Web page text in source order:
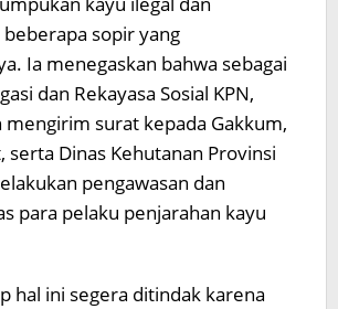
sopir yang
Ia menegaskan bahwa sebagai
dan Rekayasa Sosial KPN,
mengirim surat kepada Gakkum,
serta Dinas Kehutanan Provinsi
pengawasan dan
para pelaku penjarahan kayu
hal ini segera ditindak karena